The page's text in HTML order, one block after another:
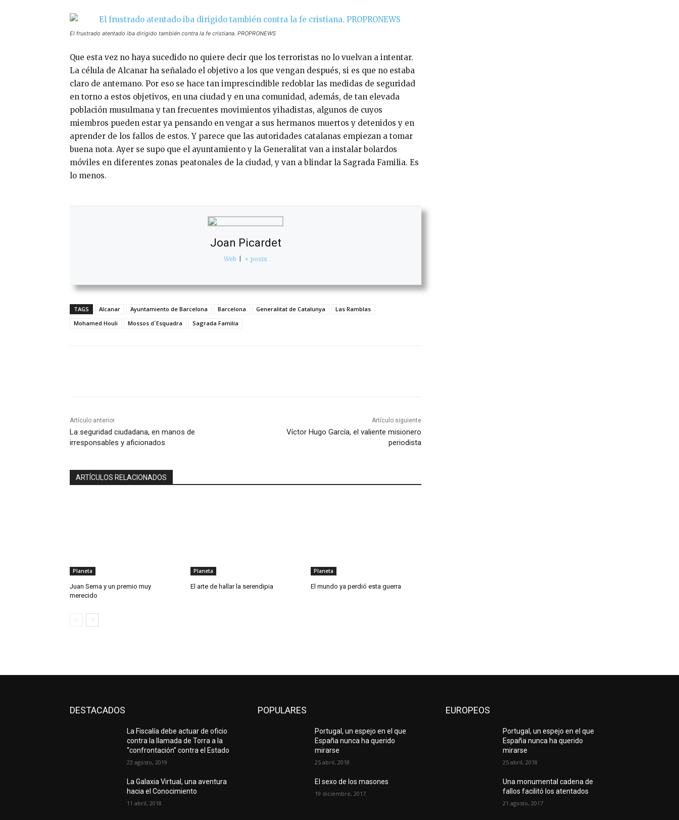
El frustrado atentado iba dirigido también contra la fe cristiana. PROPRONEWS
Que esta vez no haya sucedido no quiere decir que los terroristas no lo vuelvan a intentar.
La célula de Alcanar ha señalado el objetivo a los que vengan después, si es que no estaba
claro de antemano. Por eso se hace tan imprescindible redoblar las medidas de seguridad
en torno a estos objetivos, en una ciudad y en una comunidad, además, de tan elevada
población musulmana y tan frecuentes movimientos yihadistas, algunos de cuyos
miembros pueden estar ya pensando en vengar a sus hermanos muertos y detenidos y en
aprender de los fallos de estos. Y parece que las autoridades catalanas empiezan a tomar
buena nota. Ayer se supo que el ayuntamiento y la Generalitat van a instalar bolardos
móviles en diferentes zonas peatonales de la ciudad, y van a blindar la Sagrada Familia. Es
lo menos.
Joan Picardet
Web + posts
TAGS Alcanar Ayuntamiento de Barcelona Barcelona Generalitat de Catalunya
Las Ramblas
Mohamed Houli
Mossos d´Esquadra Sagrada Familia
Artículo anterior
La seguridad ciudadana, en manos de
irresponsables y aficionados
Artículo siguiente
Víctor Hugo García, el valiente misionero
periodista
ARTÍCULOS RELACIONADOS
Planeta
Juan Serna y un premio muy
merecido
Planeta
El arte de hallar la serendipia
Planeta
El mundo ya perdió esta guerra
DESTACADOS
La Fiscalía debe actuar de oficio
contra la llamada de Torra a la
“confrontación” contra el Estado
23 agosto, 2019
La Galaxia Virtual, una aventura
hacia el Conocimiento
11 abril, 2018
POPULARES
Portugal, un espejo en el que
España nunca ha querido
mirarse
25 abril, 2018
El sexo de los masones
19 diciembre, 2017
EUROPEOS
Portugal, un espejo en el que
España nunca ha querido
mirarse
25 abril, 2018
Una monumental cadena de
fallos facilitó los atentados
21 agosto, 2017